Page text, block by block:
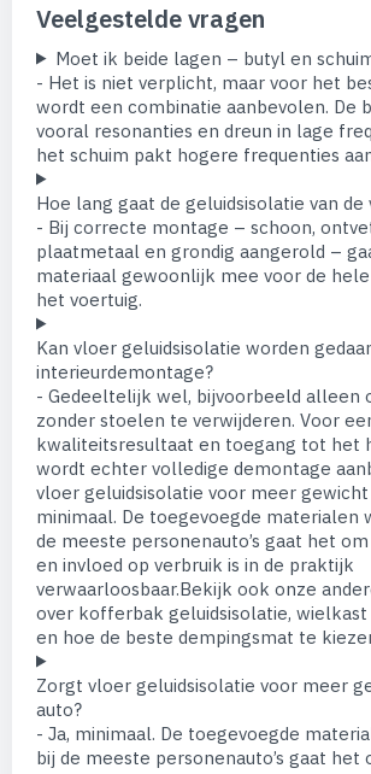
Veelgestelde vragen
Moet ik beide lagen – butyl en
- Het is niet verplicht, maar voor het
wordt een combinatie aanbevolen. De
vooral resonanties en dreun in lage
het schuim pakt hogere frequenties
Hoe lang gaat de geluidsisolatie van
- Bij correcte montage – schoon,
plaatmetaal en grondig aangerold –
materiaal gewoonlijk mee voor de hele
het voertuig.
Kan vloer geluidsisolatie worden
interieurdemontage?
- Gedeeltelijk wel, bijvoorbeeld alleen
zonder stoelen te verwijderen. Voor
kwaliteitsresultaat en toegang tot het
wordt echter volledige demontage
vloer geluidsisolatie voor meer gewicht
minimaal. De toegevoegde materialen
de meeste personenauto’s gaat het
en invloed op verbruik is in de praktijk
verwaarloosbaar.Bekijk ook onze
over kofferbak geluidsisolatie, wielkast
en hoe de beste dempingsmat te
Zorgt vloer geluidsisolatie voor meer
auto?
- Ja, minimaal. De toegevoegde
bij de meeste personenauto’s gaat het